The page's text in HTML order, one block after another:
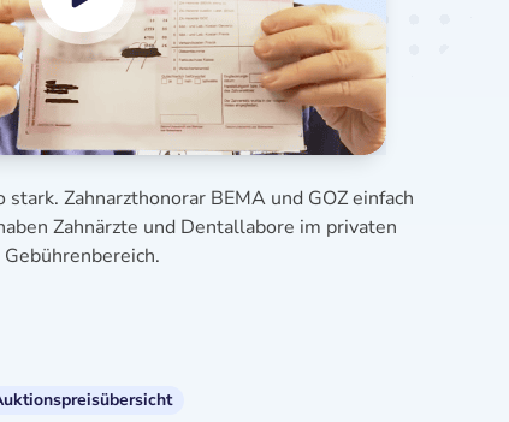
Zahnarzthonorar BEMA und GOZ einfach
Zahnärzte und Dentallabore im privaten
Gebührenbereich.